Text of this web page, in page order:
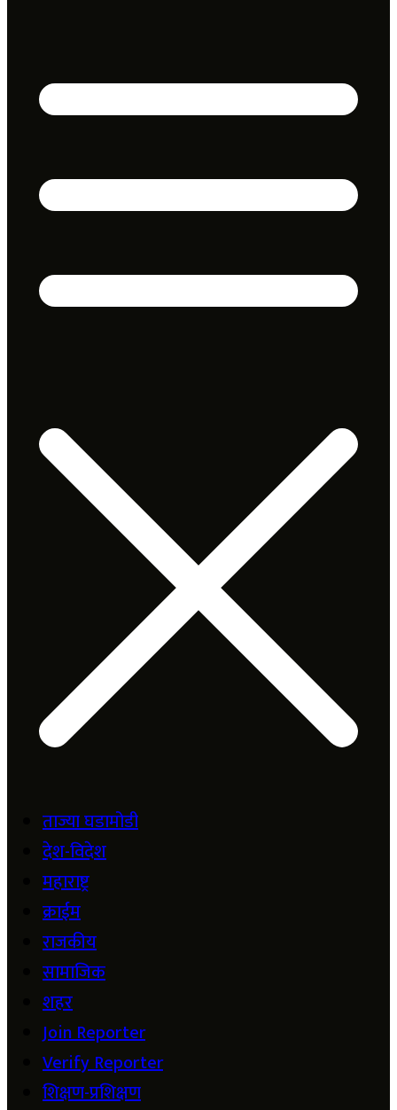
ताज्या घडामोडी
देश-विदेश
महाराष्ट्र
क्राईम
राजकीय
सामाजिक
शहर
Join Reporter
Verify Reporter
शिक्षण-प्रशिक्षण